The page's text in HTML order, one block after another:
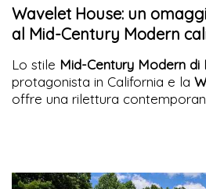
Wavelet House: un
al Mid-Century Modern
Lo stile Mid-Century Modern di
protagonista in California e la
offre una rilettura